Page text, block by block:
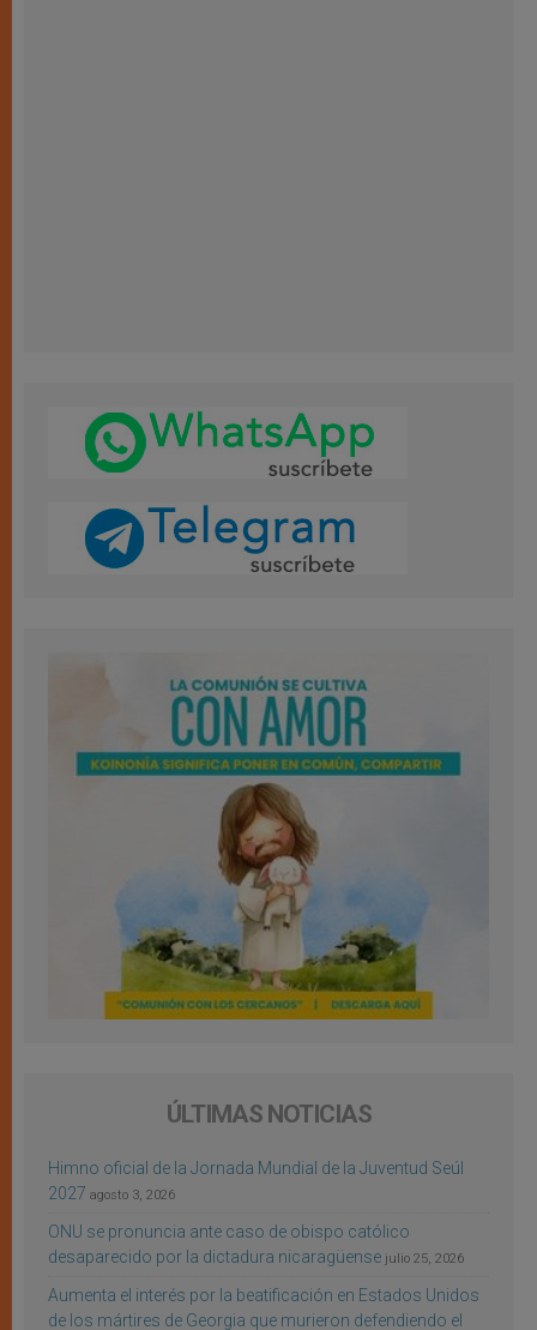
ÚLTIMAS NOTICIAS
Himno oficial de la Jornada Mundial de la Juventud Seúl
2027 agosto 3, 2026
ONU se pronuncia ante caso de obispo católico
desaparecido por la dictadura nicaragüense julio 25, 2026
Aumenta el interés por la beatificación en Estados Unidos
de los mártires de Georgia que murieron defendiendo el